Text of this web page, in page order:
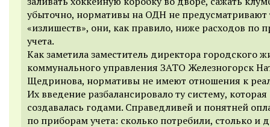
убыточно, нормативы на ОДН не предусматривают
«излишеств», они, как правило, ниже расходов по
учета.
Как заметила заместитель директора городского
коммунального управления ЗАТО Железногорск
Щедринова, нормативы не имеют отношения к
Их введение разбалансировало ту систему, которая
создавалась годами. Справедливей и понятней
по приборам учета: сколько потребили, столько и